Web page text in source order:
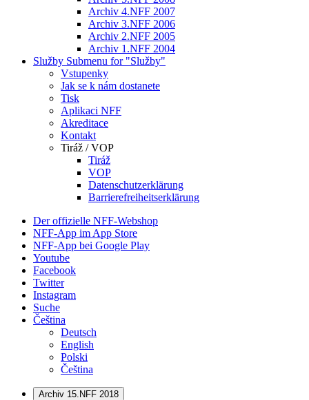
Archiv 4.NFF 2007
Archiv 3.NFF 2006
Archiv 2.NFF 2005
Archiv 1.NFF 2004
Služby Submenu for "Služby"
Vstupenky
Jak se k nám dostanete
Tisk
Aplikaci NFF
Akreditace
Kontakt
Tiráž / VOP
Tiráž
VOP
Datenschutzerklärung
Barrierefreiheitserklärung
Der offizielle NFF-Webshop
NFF-App im App Store
NFF-App bei Google Play
Youtube
Facebook
Twitter
Instagram
Suche
Čeština
Deutsch
English
Polski
Čeština
Archiv 15.NFF 2018